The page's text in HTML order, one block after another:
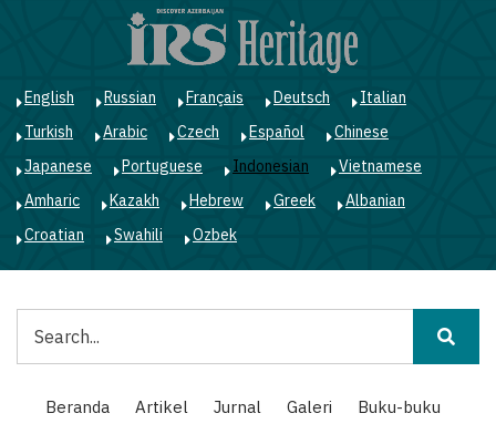
English Russian Français Deutsch
Italian
Turkish
Arabic Czech Español
Chinese
Japanese
Portuguese Indonesian
Vietnamese
Amharic
Kazakh Hebrew Greek
Albanian
Croatian
Swahili Ozbek
Main
navigation
Beranda Artikel Jurnal Galeri
Buku-buku